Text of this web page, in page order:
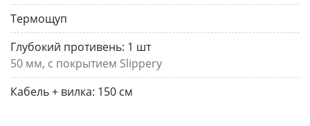
Термощуп
Глубокий противень: 1 шт
50 мм, с покрытием Slippery
Кабель + вилка: 150 см